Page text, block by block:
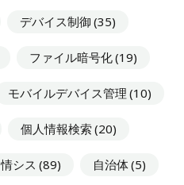
デバイス制御 (35)
ファイル暗号化(19)
モバイルデバイス管理 (10)
個人情報検索(20)
情シス (89) 自治体(5)